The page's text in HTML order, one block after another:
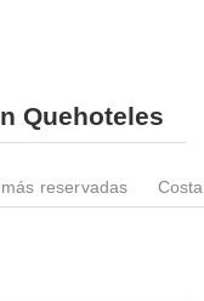
Quehoteles
reservadas